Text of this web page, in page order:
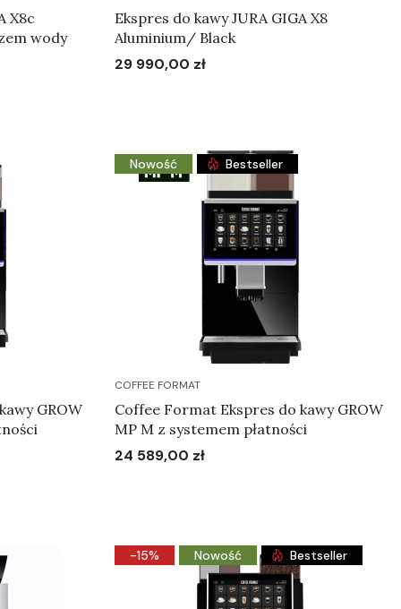
X8c
wody
Ekspres do kawy JURA GIGA X8
Aluminium/ Black
Cena
29 990,00 zł
GROW
Nowość Bestseller
COFFEE FORMAT
Coffee Format Ekspres do kawy GROW
MP M z systemem płatności
Cena
24 589,00 zł
-15% Nowość Bestseller